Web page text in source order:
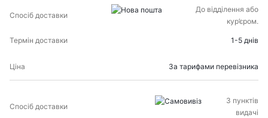
ДОСТАВКИДОСТАВКИ
До відділення або
кур’єром.
1-5 днів
За тарифами перевізника
З пунктів
видачі